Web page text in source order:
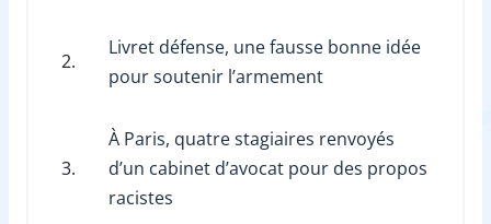
2.
Livret défense, une fausse bonne idée
pour soutenir l’armement
3.
À Paris, quatre stagiaires renvoyés
d’un cabinet d’avocat pour des propos
racistes